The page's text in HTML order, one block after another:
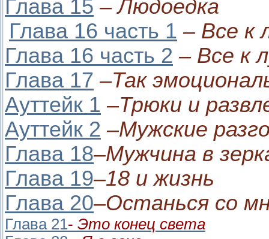
Глава 15 – Людоедка
Глава 16 часть 1 – Все к
Глава 16 часть 2 – Все к
Глава 17 –Так
Ауттейк 1 –Трюки и
Ауттейк 2 –Мужские
Глава 18–Мужчина в
Глава 19–18 и жизнь
Глава 20–Останься со
Глава 21- Это конец света